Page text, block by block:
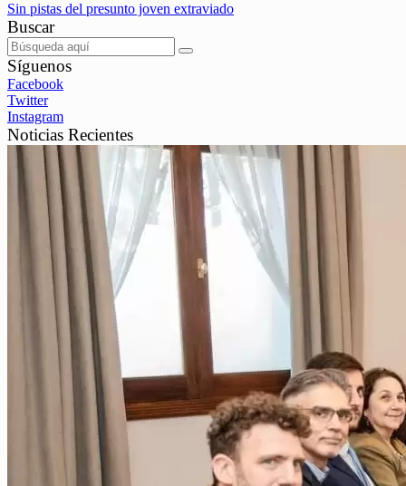
Sin pistas del presunto joven extraviado
Buscar
Síguenos
Facebook
Twitter
Instagram
Noticias Recientes